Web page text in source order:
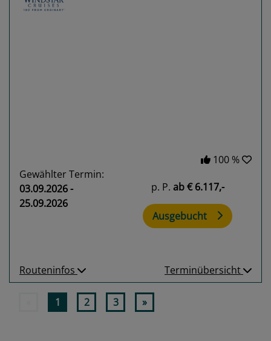
100 %
Gewählter Termin:
03.09.2026 -
25.09.2026
p. P. ab€ 6.117,-
Ausgebucht
Routeninfos Terminübersicht
1 2 3 »